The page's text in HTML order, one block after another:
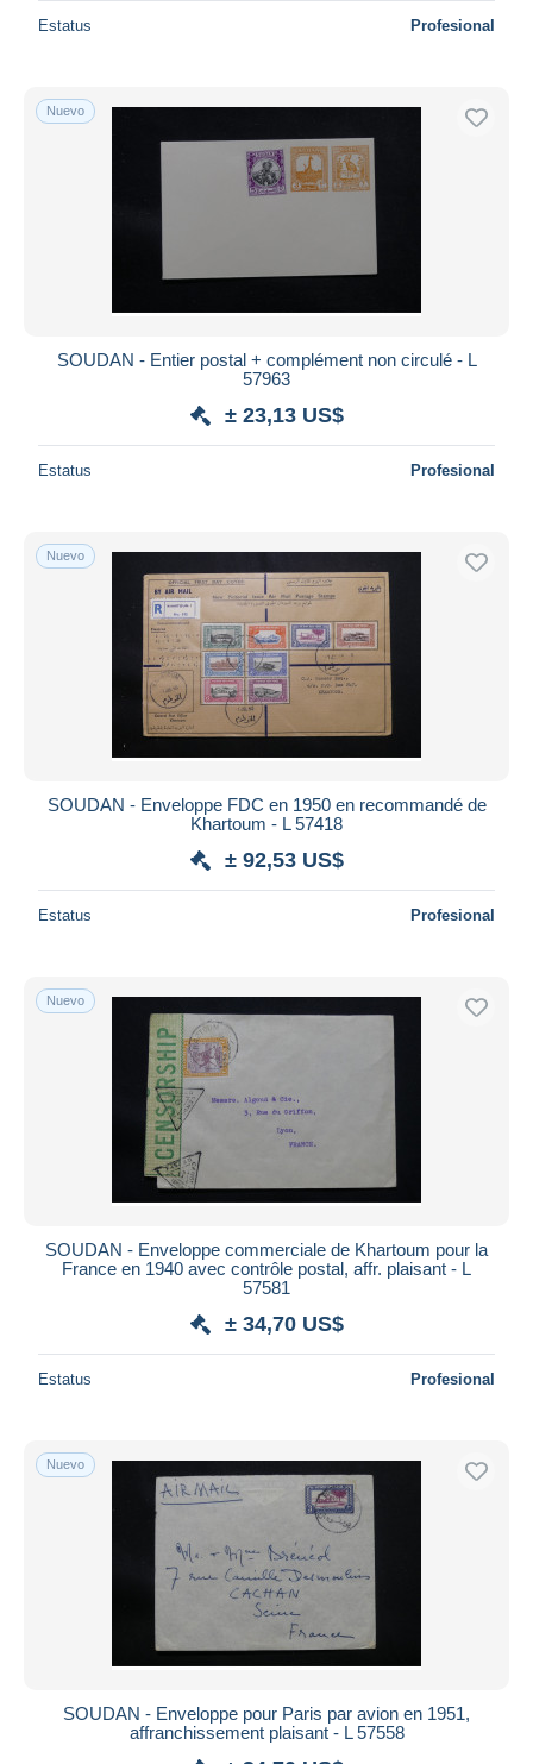
Estatus Profesional
Nuevo
SOUDAN - Entier postal + complément non circulé - L
57963
± 23,13 US$
Estatus Profesional
Nuevo
SOUDAN - Enveloppe FDC en 1950 en recommandé de
Khartoum - L 57418
± 92,53 US$
Estatus Profesional
Nuevo
SOUDAN - Enveloppe commerciale de Khartoum pour la
France en 1940 avec contrôle postal, affr. plaisant - L
57581
± 34,70 US$
Estatus Profesional
Nuevo
SOUDAN - Enveloppe pour Paris par avion en 1951,
affranchissement plaisant - L 57558